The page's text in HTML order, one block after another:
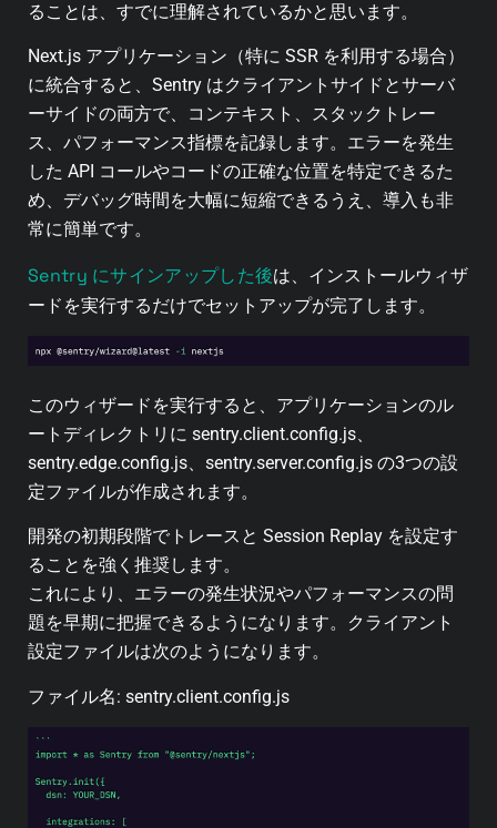
ることは、すでに理解されているかと思います。
Next.js アプリケーション（特に SSR を利用する場合）
に統合すると、Sentry はクライアントサイドとサーバ
ーサイドの両方で、コンテキスト、スタックトレー
ス、パフォーマンス指標を記録します。エラーを発生
した API コールやコードの正確な位置を特定できるた
め、デバッグ時間を大幅に短縮できるうえ、導入も非
常に簡単です。
Sentry にサインアップした後は、インストールウィザ
ードを実行するだけでセットアップが完了します。
このウィザードを実行すると、アプリケーションのル
ートディレクトリに sentry.client.config.js、
sentry.edge.config.js、sentry.server.config.js の3つの設
定ファイルが作成されます。
開発の初期段階でトレースと Session Replay を設定す
ることを強く推奨します。
これにより、エラーの発生状況やパフォーマンスの問
題を早期に把握できるようになります。クライアント
設定ファイルは次のようになります。
ファイル名: sentry.client.config.js